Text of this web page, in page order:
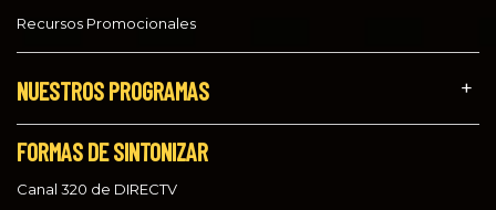
Recursos Promocionales
NUESTROS PROGRAMAS
FORMAS DE SINTONIZAR
Canal 320 de DIRECTV